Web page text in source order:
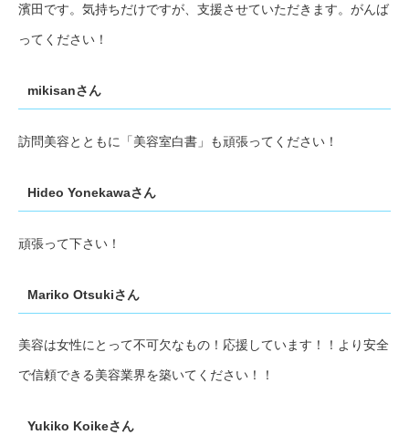
濱田です。気持ちだけですが、支援させていただきます。がんば
ってください！
mikisanさん
訪問美容とともに「美容室白書」も頑張ってください！
Hideo Yonekawaさん
頑張って下さい！
Mariko Otsukiさん
美容は女性にとって不可欠なもの！応援しています！！より安全
で信頼できる美容業界を築いてください！！
Yukiko Koikeさん